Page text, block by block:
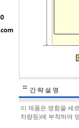
간 략 설 명
이 제품은 명함을 세
차량등)에 부착하여